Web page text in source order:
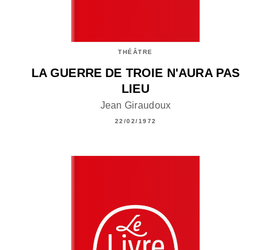
THÉÂTRE
LA GUERRE DE TROIE N'AURA PAS
LIEU
Jean Giraudoux
22/02/1972